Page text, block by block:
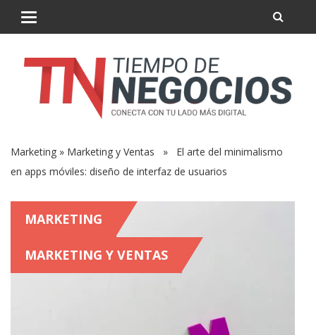
Marketing » Marketing y Ventas » El arte del minimalismo
en apps móviles: diseño de interfaz de usuarios
MARKETING
MARKETING Y VENTAS